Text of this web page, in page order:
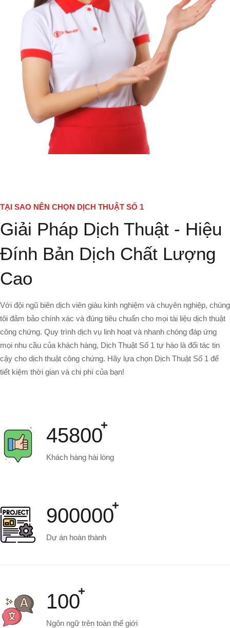
TẠI SAO NÊN CHỌN DỊCH THUẬT SỐ 1
Giải Pháp Dịch Thuật - Hiệu
Đính Bản Dịch Chất Lượng
Cao
Với đội ngũ biên dịch viên giàu kinh nghiệm và chuyên nghiệp, chúng
tôi đảm bảo chính xác và đúng tiêu chuẩn cho mọi tài liệu dịch thuật
công chứng. Quy trình dịch vụ linh hoạt và nhanh chóng đáp ứng
mọi nhu cầu của khách hàng, Dịch Thuật Số 1 tự hào là đối tác tin
cậy cho dịch thuật công chứng. Hãy lựa chọn Dịch Thuật Số 1 để
tiết kiệm thời gian và chi phí của bạn!
45800
Khách hàng hài lòng
900000
Dự án hoàn thành
100
Ngôn ngữ trên toàn thế giới